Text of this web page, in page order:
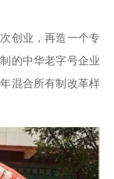
创业，再造一个专
的中华老字号企业
混合所有制改革样